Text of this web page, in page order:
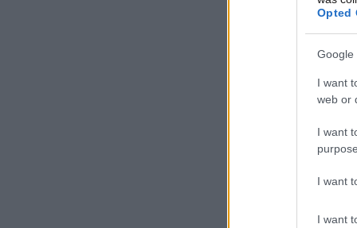
Opted
Google
I want
web or
I want
I want
I want